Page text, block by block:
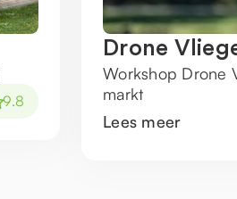
9.8
Drone
Workshop Drone
markt
Lees meer